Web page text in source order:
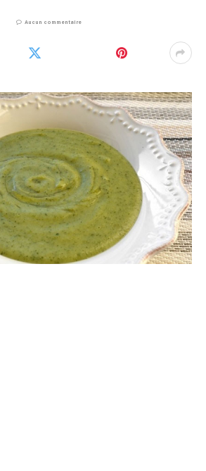
Aucun commentaire